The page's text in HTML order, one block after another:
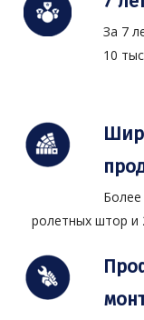
За 7
10
ролетных штор и